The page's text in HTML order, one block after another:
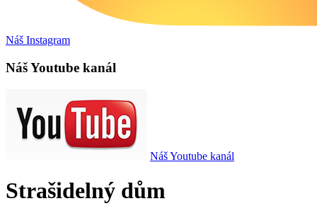
Náš Instagram
Náš Youtube kanál
Náš Youtube kanál
Strašidelný dům